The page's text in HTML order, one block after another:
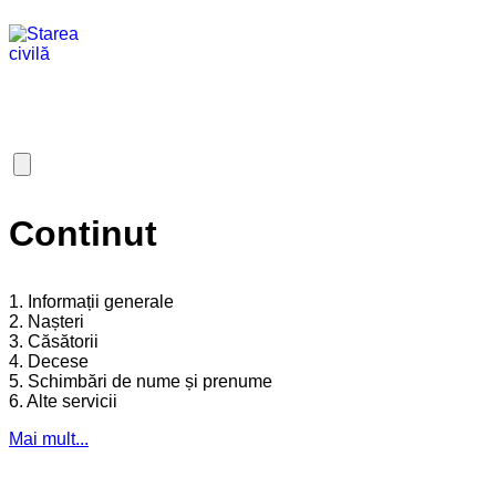
Continut
1. Informații generale
2. Nașteri
3. Căsătorii
4. Decese
5. Schimbări de nume și prenume
6. Alte servicii
Mai mult...